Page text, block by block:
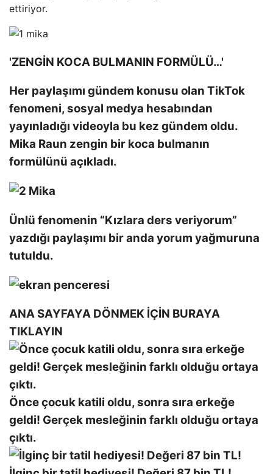
ettiriyor.
'ZENGİN KOCA BULMANIN FORMÜLÜ…'
Her paylaşımı gündem konusu olan TikTok
fenomeni, sosyal medya hesabından
yayınladığı videoyla bu kez gündem oldu.
Mika Raun zengin bir koca bulmanın
formülünü açıkladı.
Ünlü fenomenin “Kızlara ders veriyorum”
yazdığı paylaşımı bir anda yorum yağmuruna
tutuldu.
ANA SAYFAYA DÖNMEK İÇİN BURAYA
TIKLAYIN
Önce çocuk katili oldu, sonra sıra erkeğe
geldi! Gerçek mesleğinin farklı olduğu ortaya
çıktı.